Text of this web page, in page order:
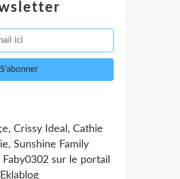
Crissy Ideal, Cathie
Sunshine Family
Faby0302 sur le portail
Eklablog